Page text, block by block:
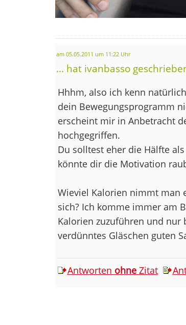
am 05.05.2011 um 11:22 Uhr
... hat ivanbasso
Hhhm, also ich kenn
dein Bewegungsprogramm
erscheint mir in Anbetracht
hochgegriffen.
Du solltest eher die Hälfte
könnte dir die Motivation
Wieviel Kalorien nimmt man
sich? Ich komme immer am
Kalorien zuzuführen und nur
verdünntes Gläschen guten
Antworten ohneZitat